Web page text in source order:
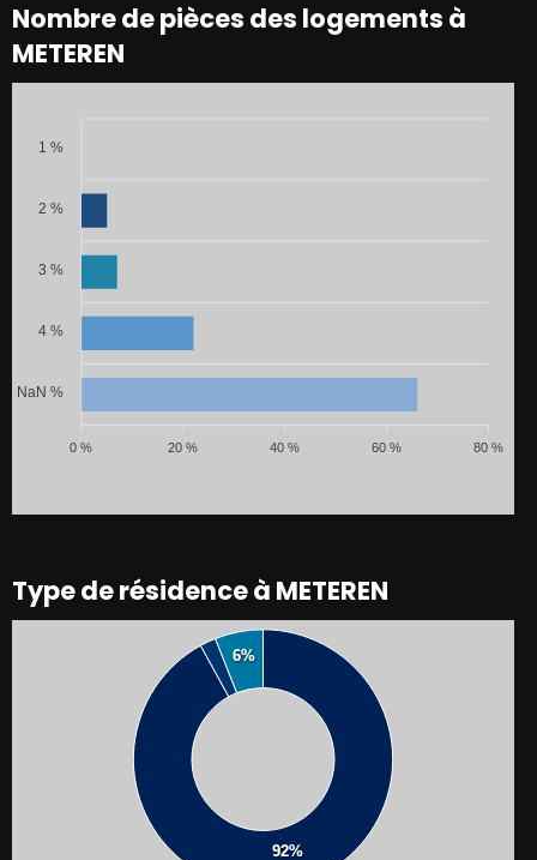
Nombre de pièces des logements à
METEREN
1 %
2 %
3 %
4 %
NaN %
80 %
60 %
40 %
20 %
0 %
Type de résidence à METEREN
92%
6%